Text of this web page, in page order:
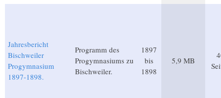
Jahresbericht
Bischweiler
Progymnasium
1897-1898.
Programm des
Progymnasiums zu
Bischweiler.
1897
bis
1898
5,9 MB